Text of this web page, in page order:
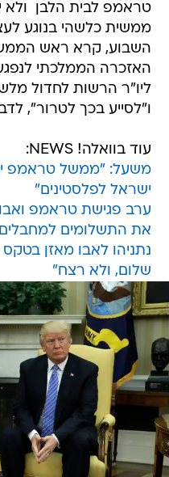
טראמפ לבית הלבן 
ממשית כלשהי בנוגע
השבוע, קרא ראש
האזכרה הממלכתי
ליו"ר הרשות לחדול
ו"לסייע בכך לטרור",
עוד בוואלה! NEWS:
משעל: "ממשל טראמפ
ישראל לפלסטינים"
ערב פגישת טראמפ
את התשלומים למחבלים
נתניהו לאבו מאזן
שלום, ולא רצח"